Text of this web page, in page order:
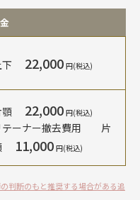
下 22,000 円(税込)
顎 22,000 円(税込)
テーナー撤去費用 片
11,000 円(税込)
判断のもと推奨する場合がある追